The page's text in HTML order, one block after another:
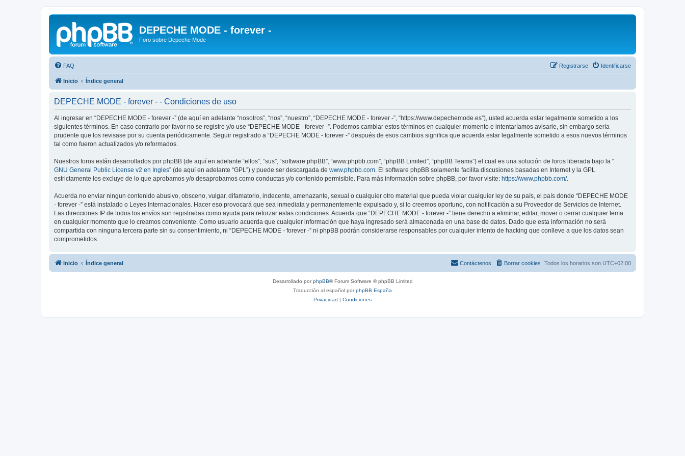
DEPECHE MODE - forever -
Foro sobre Depeche Mode
FAQ Identificarse
Registrarse
Inicio Índice general
DEPECHE MODE - forever - - Condiciones de uso
Al ingresar en “DEPECHE MODE - forever -” (de aquí en adelante “nosotros”, “nos”, “nuestro”, “DEPECHE MODE - forever -”, “https://www.depechemode.es”), usted acuerda estar legalmente sometido a los
siguientes términos. En caso contrario por favor no se registre y/o use “DEPECHE MODE - forever -”. Podemos cambiar estos términos en cualquier momento e intentaríamos avisarle, sin embargo sería
prudente que los revisase por su cuenta periódicamente. Seguir registrado a “DEPECHE MODE - forever -” después de esos cambios significa que acuerda estar legalmente sometido a esos nuevos términos
tal como fueron actualizados y/o reformados.
Nuestros foros están desarrollados por phpBB (de aquí en adelante “ellos”, “sus”, “software phpBB”, “www.phpbb.com”, “phpBB Limited”, “phpBB Teams”) el cual es una solución de foros liberada bajo la “
GNU General Public License v2 en Ingles” (de aquí en adelante “GPL”) y puede ser descargada de www.phpbb.com . El software phpBB solamente facilita discusiones basadas en Internet y la GPL
estrictamente los excluye de lo que aprobamos y/o desaprobamos como conductas y/o contenido permisible. Para más información sobre phpBB, por favor visite: https://www.phpbb.com/.
Acuerda no enviar ningun contenido abusivo, obsceno, vulgar, difamatorio, indecente, amenazante, sexual o cualquier otro material que pueda violar cualquier ley de su país, el país donde “DEPECHE MODE
- forever -” está instalado o Leyes Internacionales. Hacer eso provocará que sea inmediata y permanentemente expulsado y, si lo creemos oportuno, con notificación a su Proveedor de Servicios de Internet.
Las direcciones IP de todos los envíos son registradas como ayuda para reforzar estas condiciones. Acuerda que “DEPECHE MODE - forever -” tiene derecho a eliminar, editar, mover o cerrar cualquier tema
en cualquier momento que lo creamos conveniente. Como usuario acuerda que cualquier información que haya ingresado será almacenada en una base de datos. Dado que esta información no será
compartida con ninguna tercera parte sin su consentimiento, ni “DEPECHE MODE - forever -” ni phpBB podrán considerarse responsables por cualquier intento de hacking que conlleve a que los datos sean
comprometidos.
Inicio Índice general Todos los horarios son UTC+02:00
Borrar cookies
Contáctenos
Desarrollado porphpBB® Forum Software © phpBB Limited
Traducción al español porphpBB España
Privacidad | Condiciones